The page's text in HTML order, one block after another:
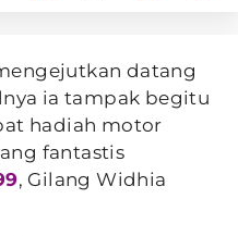
datang
ia tampak begitu
hadiah motor
fantastis
, Gilang Widhia